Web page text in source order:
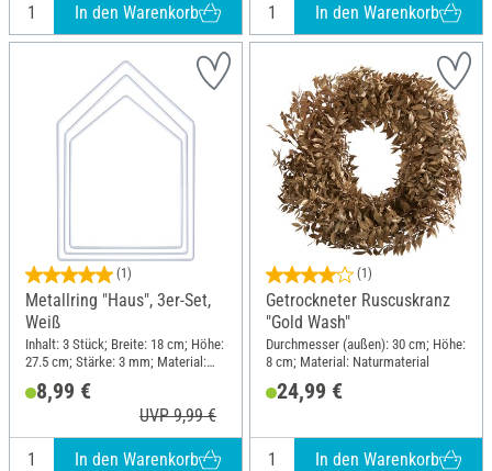
In den Warenkorb In den Warenkorb
(1)
Metallring "Haus", 3er-Set,
Weiß
Inhalt: 3 Stück; Breite: 18 cm; Höhe:
27.5 cm; Stärke: 3 mm; Material:
8,99 €
UVP 9,99 €
In den Warenkorb
(1)
Getrockneter Ruscuskranz
"Gold Wash"
Durchmesser (außen): 30 cm; Höhe:
8 cm; Material: Naturmaterial
24,99 €
In den Warenkorb